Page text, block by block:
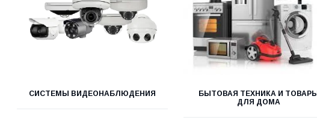
СИСТЕМЫ ВИДЕОНАБЛЮДЕНИЯ
БЫТОВАЯ ТЕХНИКА И ТОВАРЫ
ДЛЯ ДОМА